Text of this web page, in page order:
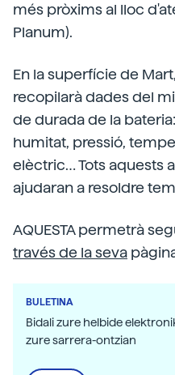
més pròxims al lloc
Planum).
En la superfície de
recopilarà dades del
de durada de la
humitat, pressió,
elèctric… Tots aquests
ajudaran a resoldre
AQUESTA permetrà
través de la seva
BULETINA
Bidali zure helbide
zure sarrera-ontzian